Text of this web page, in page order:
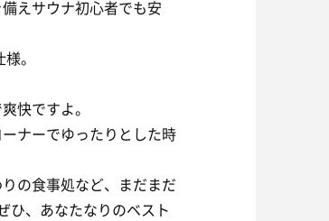
えサウナ初心者でも安
。
快ですよ。
ナーでゆったりとした時
の食事処など、まだまだ
ひ、あなたなりのベスト